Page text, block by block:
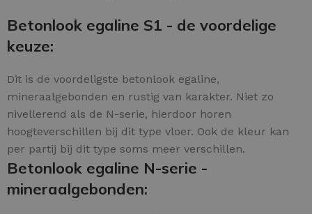
Betonlook egaline S1 - de voordelige
keuze:
Dit is de voordeligste betonlook egaline,
mineraalgebonden en rustig van karakter. Niet zo
nivellerend als de N-serie, hierdoor horen
hoogteverschillen bij dit type vloer. Ook de kleur kan
per partij bij dit type soms meer verschillen.
Betonlook egaline N-serie -
mineraalgebonden: